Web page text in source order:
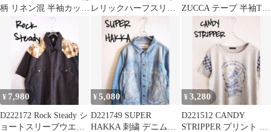
柄 リネン混 半袖カット
ソー
レリックハーフスリー
ブシャツ
ZUCCA テープ 半袖Tシ
¥ 7,980
D222172 Rock Steady シ
ョートスリーブウエス
¥5,080
D221749 SUPER
HAKKA 刺繍 デニムジ
¥3,280
D221512 CANDY
STRIPPER プリント T